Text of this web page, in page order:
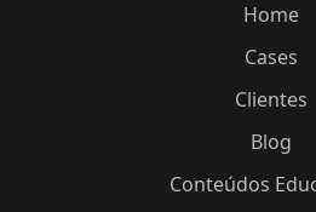
Home
Cases
Clientes
Blog
Conteúdos